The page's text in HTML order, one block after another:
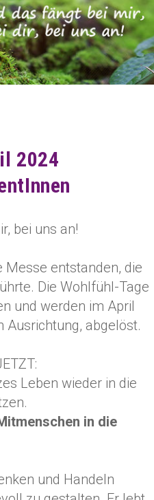
2024
bei uns an!
Messe entstanden, die
Die Wohlfühl-Tage
und werden im April
Ausrichtung, abgelöst.
Leben wieder in die
in die
und Handeln